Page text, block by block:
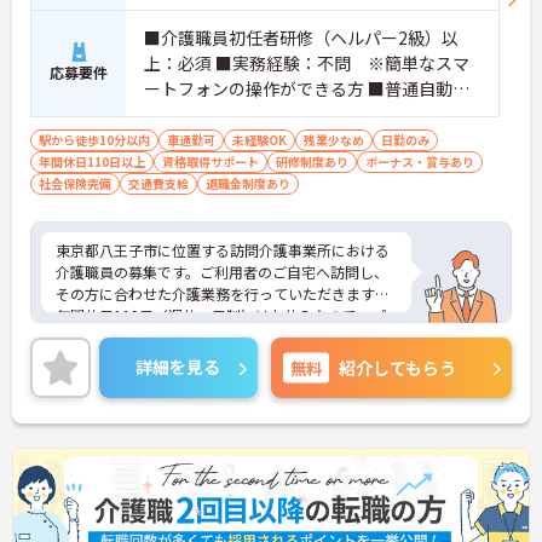
応募要件
■介護職員初任者研修（ヘルパー2級）以
上：必須 ■実務経験：不問 ※簡単なスマ
ートフォンの操作ができる方 ■普通自動車
運転免許（AT限定可）：あれば尚可
駅から徒歩10分以内 車通勤可 未経験OK 残業少なめ
日勤のみ
年間休日110日以上
資格取得サポート 研修制度あり
ボーナス・賞与あり
社会保険完備
交通費支給 退職金制度あり
東京都八王子市に位置する訪問介護事業所における
介護職員の募集です。ご利用者のご自宅へ訪問し、
その方に合わせた介護業務を行っていただきます。
年間休日119日（週休二日制）はお休みなので、プ
ライベートとのメリハリのある働き方が可能です。
また、研修制度があり、働きながらスキルアップが
目指せます。
ご興味のある方には、面接対策ポイントなど、さら
に詳細をお話しいたしますのでお気軽にご相談くだ
さい！
詳細を見る 無料 紹介してもらう